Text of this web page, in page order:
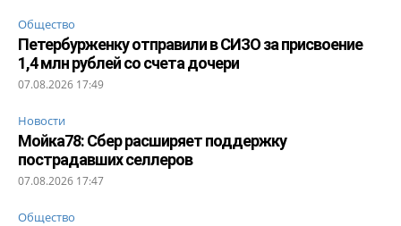
Общество
Петербурженку отправили в СИЗО за присвоение
1,4 млн рублей со счета дочери
07.08.2026 17:49
Новости
Мойка78: Сбер расширяет поддержку
пострадавших селлеров
07.08.2026 17:47
Общество